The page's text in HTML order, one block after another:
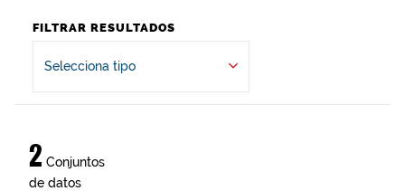
FILTRAR RESULTADOS
Selecciona tipo
2 Conjuntos
de datos